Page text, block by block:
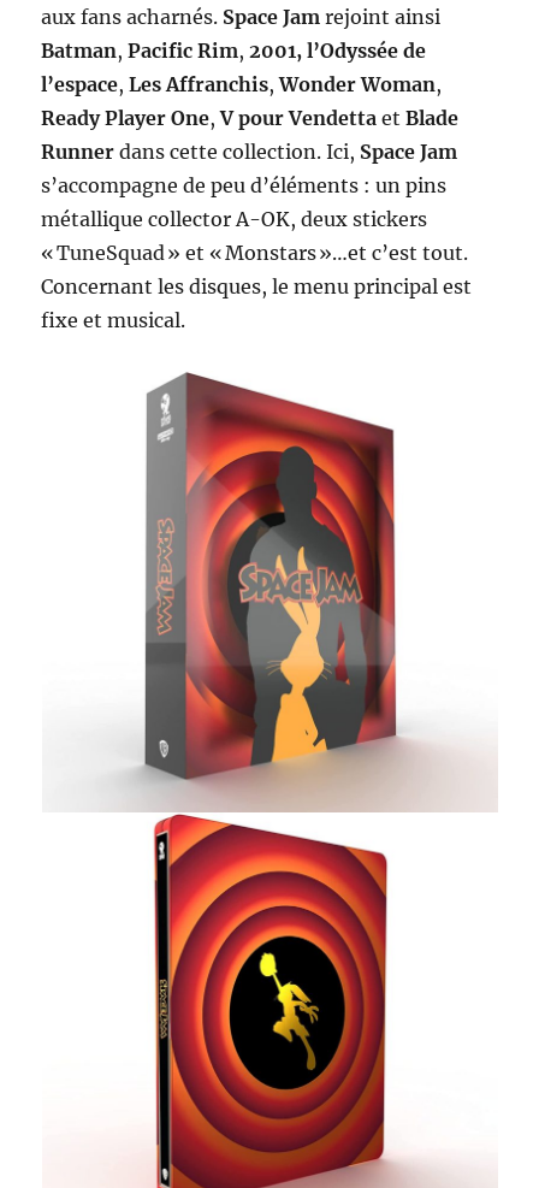
aux fans acharnés. Space Jamrejoint ainsi
Batman,Pacific Rim,2001, l’Odyssée de
l’espace,Les Affranchis,Wonder Woman,
Ready Player One,V pour Vendetta etBlade
Runnerdans cette collection. Ici, Space Jam
s’accompagne de peu d’éléments : un pins
métallique collector A-OK, deux stickers
« TuneSquad » et « Monstars »…et c’est tout.
Concernant les disques, le menu principal est
fixe et musical.